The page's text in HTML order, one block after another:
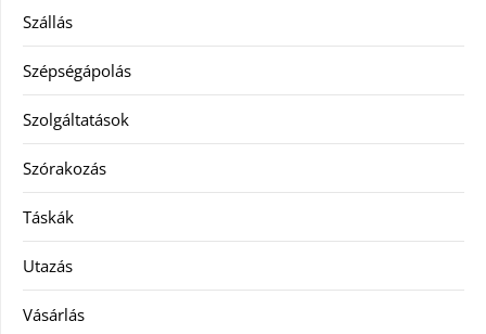
Szállás
Szépségápolás
Szolgáltatások
Szórakozás
Táskák
Utazás
Vásárlás